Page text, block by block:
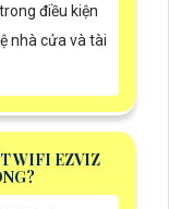
điều kiện
nhà cửa và tài
WIFI EZVIZ